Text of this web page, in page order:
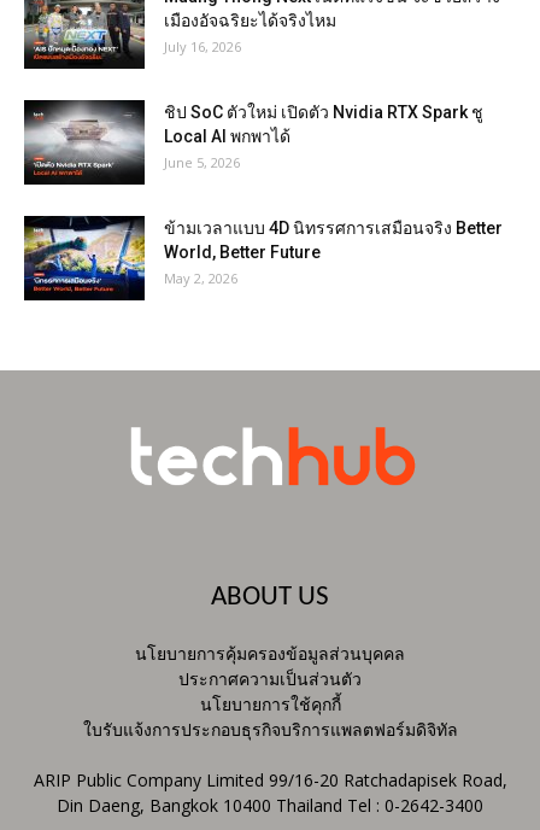
เมืองอัจฉริยะได้จริงไหม
July 16, 2026
ชิป SoC ตัวใหม่ เปิดตัว Nvidia RTX Spark ชู
Local AI พกพาได้
June 5, 2026
ข้ามเวลาแบบ 4D นิทรรศการเสมือนจริง Better
World, Better Future
May 2, 2026
ABOUT US
นโยบายการคุ้มครองข้อมูลส่วนบุคคล
ประกาศความเป็นส่วนตัว
นโยบายการใช้คุกกี้
ใบรับแจ้งการประกอบธุรกิจบริการแพลตฟอร์มดิจิทัล
ARIP Public Company Limited 99/16-20 Ratchadapisek Road,
Din Daeng, Bangkok 10400 Thailand Tel : 0-2642-3400